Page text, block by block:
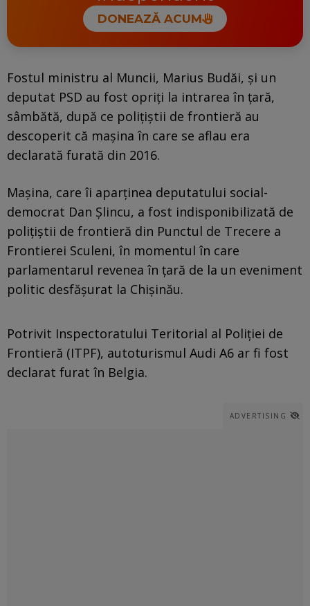
DONEAZĂ ACUM
Fostul ministru al Muncii, Marius Budăi, și un
deputat PSD au fost opriți la intrarea în țară,
sâmbătă, după ce polițiștii de frontieră au
descoperit că mașina în care se aflau era
declarată furată din 2016.
Maşina, care îi aparținea deputatului social-
democrat Dan Şlincu, a fost indisponibilizată de
poliţiştii de frontieră din Punctul de Trecere a
Frontierei Sculeni, în momentul în care
parlamentarul revenea în ţară de la un eveniment
politic desfăşurat la Chişinău.
Potrivit Inspectoratului Teritorial al Poliţiei de
Frontieră (ITPF), autoturismul Audi A6 ar fi fost
declarat furat în Belgia.
ADVERTISING